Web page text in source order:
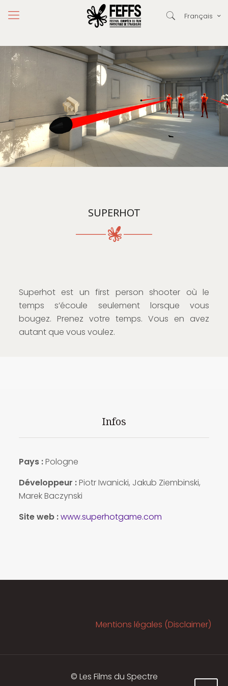
Français
SUPERHOT
Superhot est un first person shooter où le
temps s’écoule seulement lorsque vous
bougez. Prenez votre temps. Vous en avez
autant que vous voulez.
Infos
Pays :Pologne
Développeur :Piotr Iwanicki, Jakub Ziembinski,
Marek Baczynski
Site web :www.superhotgame.com
Mentions légales (Disclaimer)
© Les Films du Spectre